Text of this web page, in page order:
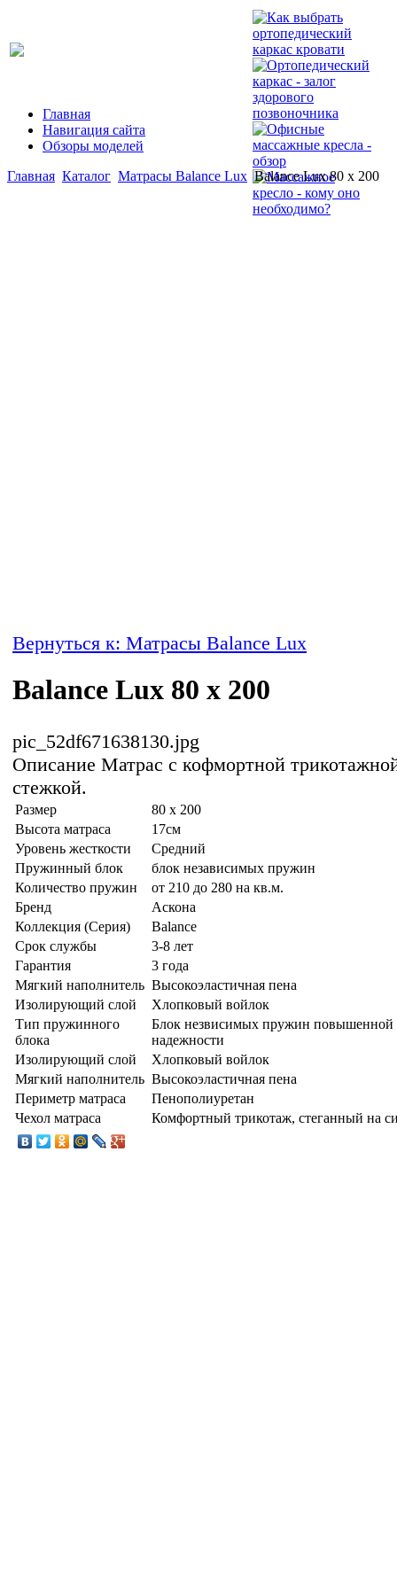
Главная
Навигация сайта
Обзоры моделей
Главная Каталог Матрасы Balance Lux Balance Lux 80 x 200
Вернуться к: Матрасы Balance Lux
Balance Lux 80 x 200
pic_52df671638130.jpg
Описание Матрас с кофмортной
стежкой.
Размер
80 x 200
Высота матраса
17см
Уровень жесткости
Средний
Пружинный блок
блок независимых пружин
Количество пружин
от 210 до 280 на кв.м.
Бренд
Аскона
Коллекция (Серия)
Balance
Срок службы
3-8 лет
Гарантия
3 года
Мягкий наполнитель Высокоэластичная пена
Изолирующий слой
Хлопковый войлок
Тип пружинного
блока
Блок незвисимых пружин повышенной
надежности
Изолирующий слой
Хлопковый войлок
Мягкий наполнитель Высокоэластичная пена
Периметр матраса
Пенополиуретан
Чехол матраса
Комфортный трикотаж, стеганный на